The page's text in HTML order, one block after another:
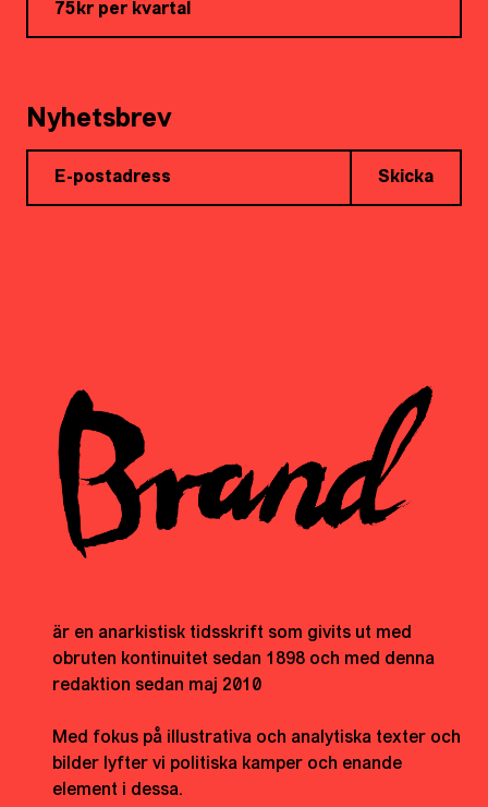
75kr per kvartal
Nyhetsbrev
Skicka
är en anarkistisk tidsskrift som givits ut med
obruten kontinuitet sedan 1898 och med denna
redaktion sedan maj 2010
Med fokus på illustrativa och analytiska texter och
bilder lyfter vi politiska kamper och enande
element i dessa.